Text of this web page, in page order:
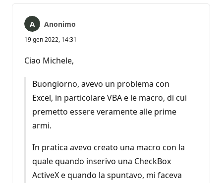
Anonimo
19 gen 2022, 14:31
Ciao Michele,
Buongiorno, avevo un problema con
Excel, in particolare VBA e le macro, di cui
premetto essere veramente alle prime
armi.
In pratica avevo creato una macro con la
quale quando inserivo una CheckBox
ActiveX e quando la spuntavo, mi faceva